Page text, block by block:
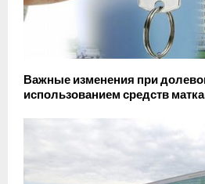
Важные изменения при
использованием средств